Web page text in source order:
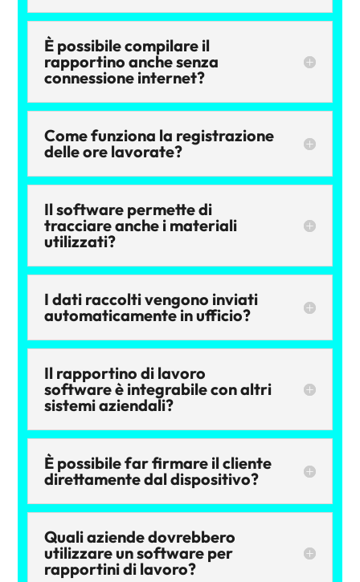
È possibile compilare il
rapportino anche senza
connessione internet?
Come funziona la registrazione
delle ore lavorate?
Il software permette di
tracciare anche i materiali
utilizzati?
I dati raccolti vengono inviati
automaticamente in ufficio?
Il rapportino di lavoro
software è integrabile con altri
sistemi aziendali?
È possibile far firmare il cliente
direttamente dal dispositivo?
Quali aziende dovrebbero
utilizzare un software per
rapportini di lavoro?